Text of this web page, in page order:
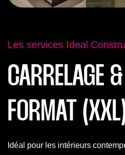
Les services Ideal
CARRELAGE
FORMAT
Idéal pour les intérieurs